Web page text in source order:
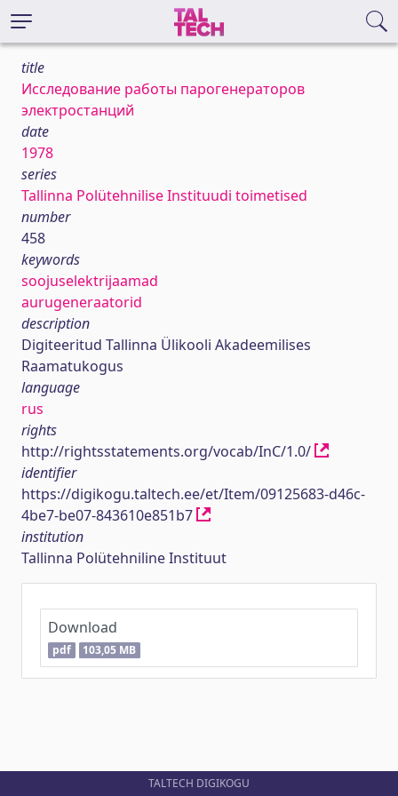
title
Исследование работы парогенераторов
электростанций
date
1978
series
Tallinna Polütehnilise Instituudi toimetised
number
458
keywords
soojuselektrijaamad
aurugeneraatorid
description
Digiteeritud Tallinna Ülikooli Akadeemilises
Raamatukogus
language
rus
rights
http://rightsstatements.org/vocab/InC/1.0/
identifier
https://digikogu.taltech.ee/et/Item/09125683-d46c-
4be7-be07-843610e851b7
institution
Tallinna Polütehniline Instituut
Download
pdf 103,05 MB
TALTECH DIGIKOGU